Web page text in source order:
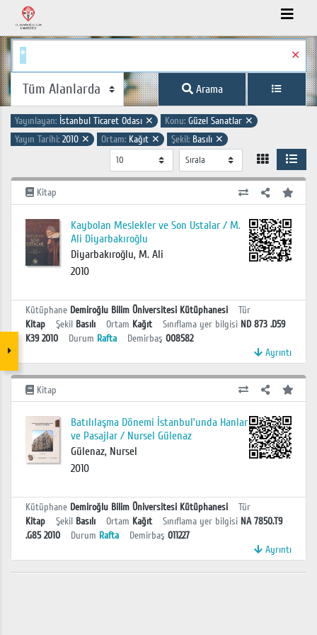
✕
Arama
Yayınlayan: İstanbul Ticaret Odası ✕ Konu: Güzel Sanatlar ✕
Yayın Tarihi: 2010 ✕ Ortam: Kağıt ✕ Şekil: Basılı ✕
Kitap
Kaybolan Meslekler ve Son Ustalar / M.
Ali Diyarbakıroğlu
Diyarbakıroğlu, M. Ali
2010
Kütüphane Demiroğlu Bilim Üniversitesi Kütüphanesi
Tür
Kitap
Şekil Basılı Ortam Kağıt Sınıflama yer bilgisi ND 873 .D59
K39 2010
Durum Rafta Demirbaş 008582
Ayrıntı
Kitap
Batılılaşma Dönemi İstanbul’unda Hanlar
ve Pasajlar / Nursel Gülenaz
Gülenaz, Nursel
2010
Kütüphane Demiroğlu Bilim Üniversitesi Kütüphanesi
Tür
Kitap
Şekil Basılı Ortam Kağıt Sınıflama yer bilgisi NA 7850.T9
.G85 2010
Durum Rafta Demirbaş 011227
Ayrıntı